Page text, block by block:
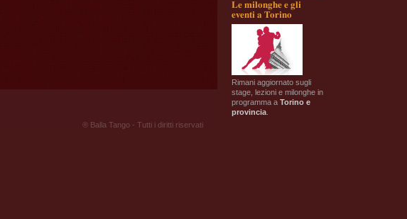
Le milonghe e gli
eventi a Torino
Rimani aggiornato sugli
stage, lezioni e milonghe in
programma a Torino e
provincia
® Balla Tango - Tutti i diritti riservati